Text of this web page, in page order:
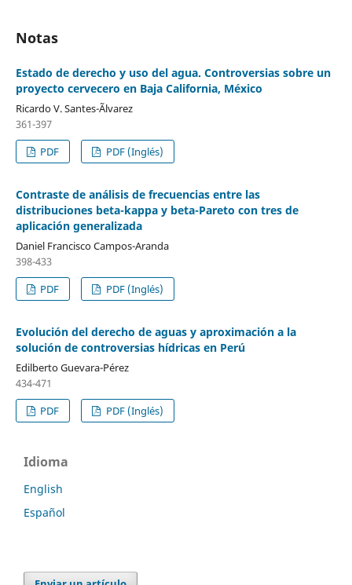
Notas
Estado de derecho y uso del agua. Controversias sobre un
proyecto cervecero en Baja California, México
Ricardo V. Santes-Ãlvarez
361-397
PDF
PDF (Inglés)
Contraste de análisis de frecuencias entre las
distribuciones beta-kappa y beta-Pareto con tres de
aplicación generalizada
Daniel Francisco Campos-Aranda
398-433
PDF
PDF (Inglés)
Evolución del derecho de aguas y aproximación a la
solución de controversias hídricas en Perú
Edilberto Guevara-Pérez
434-471
PDF
PDF (Inglés)
Idioma
English
Español